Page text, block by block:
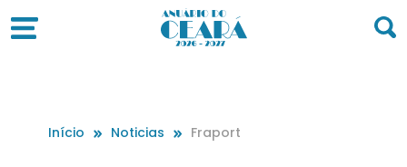
Início Noticias Fraport